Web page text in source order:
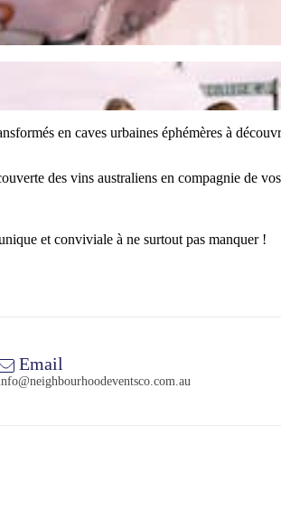
en caves urbaines éphémères à
des vins australiens en compagnie de
et conviviale à ne surtout pas manquer !
Email